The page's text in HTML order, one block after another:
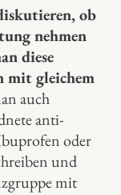
ob
nehmen
diese
mit gleichem
auch
anti-
oder
und
mit